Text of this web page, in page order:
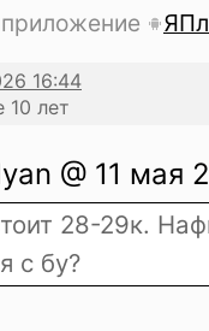
лет
@ 11 мая
28-29к.
с бу?